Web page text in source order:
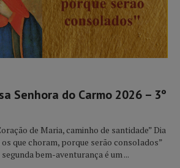
Senhora do Carmo 2026 – 3º
de Maria, caminho de santidade” Dia
que choram, porque serão consolados”
bem-aventurança é um ...